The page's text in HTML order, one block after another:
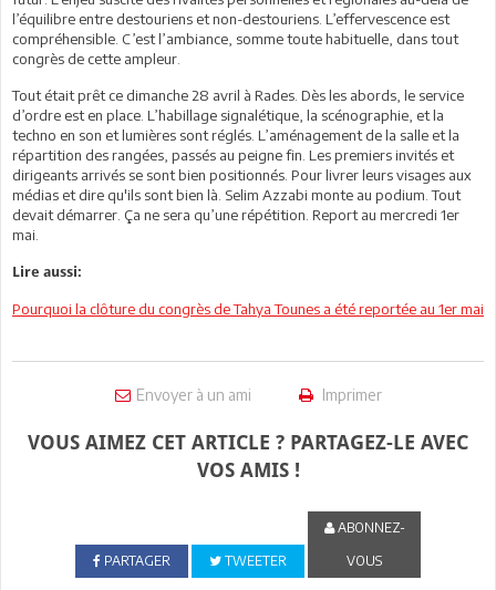
l’équilibre entre destouriens et non-destouriens. L’effervescence est
compréhensible. C’est l’ambiance, somme toute habituelle, dans tout
congrès de cette ampleur.
Tout était prêt ce dimanche 28 avril à Rades. Dès les abords, le service
d’ordre est en place. L’habillage signalétique, la scénographie, et la
techno en son et lumières sont réglés. L’aménagement de la salle et la
répartition des rangées, passés au peigne fin. Les premiers invités et
dirigeants arrivés se sont bien positionnés. Pour livrer leurs visages aux
médias et dire qu'ils sont bien là. Selim Azzabi monte au podium. Tout
devait démarrer. Ça ne sera qu’une répétition. Report au mercredi 1er
mai.
Lire aussi:
Pourquoi la clôture du congrès de Tahya Tounes a été reportée au 1er mai
Envoyer à un ami Imprimer
VOUS AIMEZ CET ARTICLE ? PARTAGEZ-LE AVEC
VOS AMIS !
PARTAGER TWEETER
ABONNEZ-
VOUS